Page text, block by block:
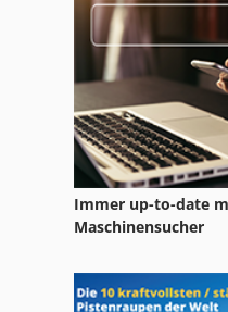
Immer up-to-date
Maschinensucher